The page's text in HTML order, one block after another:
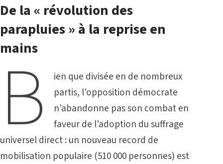
De la « révolution des
parapluies » à la reprise en
mains
B
ien que divisée en de nombreux
partis, l’opposition démocrate
n’abandonne pas son combat en
faveur de l’adoption du suffrage
universel direct : un nouveau record de
mobilisation populaire (510 000 personnes) est